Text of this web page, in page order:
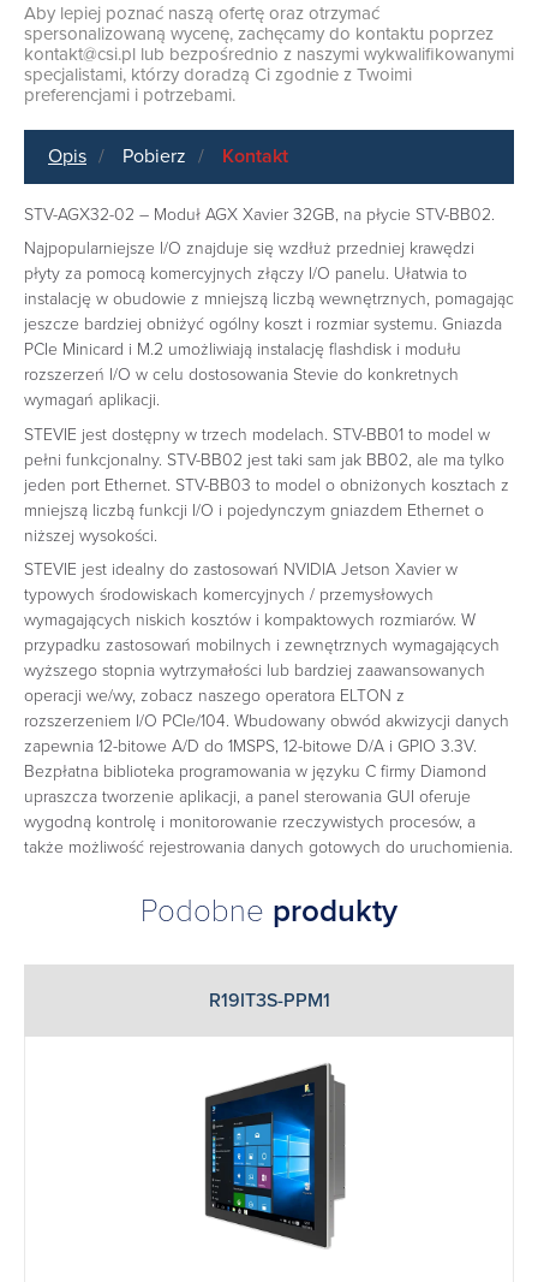
Aby lepiej poznać naszą ofertę oraz otrzymać
spersonalizowaną wycenę, zachęcamy do kontaktu poprzez
kontakt@csi.pl lub bezpośrednio z naszymi wykwalifikowanymi
specjalistami, którzy doradzą Ci zgodnie z Twoimi
preferencjami i potrzebami.
Opis Pobierz Kontakt
STV-AGX32-02 – Moduł AGX Xavier 32GB, na płycie STV-BB02.
Najpopularniejsze I/O znajduje się wzdłuż przedniej krawędzi
płyty za pomocą komercyjnych złączy I/O panelu. Ułatwia to
instalację w obudowie z mniejszą liczbą wewnętrznych, pomagając
jeszcze bardziej obniżyć ogólny koszt i rozmiar systemu. Gniazda
PCIe Minicard i M.2 umożliwiają instalację flashdisk i modułu
rozszerzeń I/O w celu dostosowania Stevie do konkretnych
wymagań aplikacji.
STEVIE jest dostępny w trzech modelach. STV-BB01 to model w
pełni funkcjonalny. STV-BB02 jest taki sam jak BB02, ale ma tylko
jeden port Ethernet. STV-BB03 to model o obniżonych kosztach z
mniejszą liczbą funkcji I/O i pojedynczym gniazdem Ethernet o
niższej wysokości.
STEVIE jest idealny do zastosowań NVIDIA Jetson Xavier w
typowych środowiskach komercyjnych / przemysłowych
wymagających niskich kosztów i kompaktowych rozmiarów. W
przypadku zastosowań mobilnych i zewnętrznych wymagających
wyższego stopnia wytrzymałości lub bardziej zaawansowanych
operacji we/wy, zobacz naszego operatora ELTON z
rozszerzeniem I/O PCIe/104. Wbudowany obwód akwizycji danych
zapewnia 12-bitowe A/D do 1MSPS, 12-bitowe D/A i GPIO 3.3V.
Bezpłatna biblioteka programowania w języku C firmy Diamond
upraszcza tworzenie aplikacji, a panel sterowania GUI oferuje
wygodną kontrolę i monitorowanie rzeczywistych procesów, a
także możliwość rejestrowania danych gotowych do uruchomienia.
Podobne produkty
R19IT3S-PPM1